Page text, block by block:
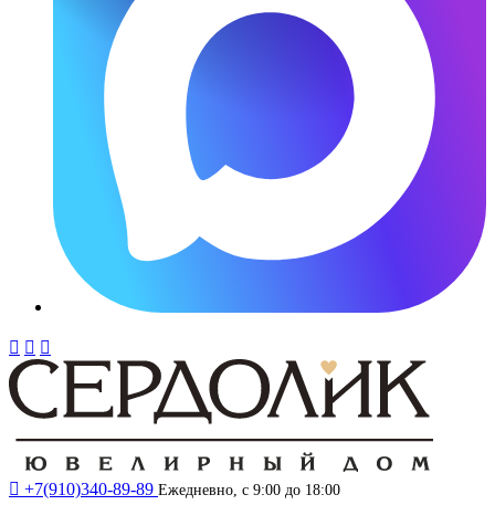
  
 +7(910)340-89-89 Ежедневно, с 9:00 до 18:00